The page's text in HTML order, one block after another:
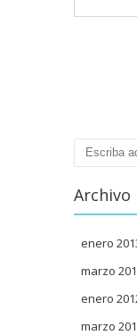
Buscar
Archivo
enero
marzo
enero
marzo